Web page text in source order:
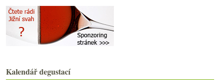
Chybějící lahve, falešné Chablis, nezopakované sto...
Pět domácích Chardonnay co hodně zaujalo
Trocha Maďarska a fajn italský Sauvignon
Nějaký ty bubliny a důležitost data degoržování
Od pramene Vltavy ku Praze
Kalendář degustací